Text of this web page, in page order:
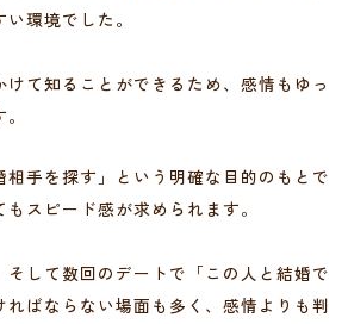
環境でした。
て知ることができるため、感情もゆっ
相手を探す」という明確な目的のもとで
スピード感が求められます。
して数回のデートで「この人と結婚で
ればならない場面も多く、感情よりも判